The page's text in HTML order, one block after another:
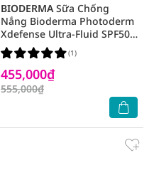
BIODERMASữa Chống
Nắng Bioderma Photoderm
Xdefense Ultra-Fluid SPF50+
PA++++ 40ml .#Teinte 01
455,000₫
555,000₫
(1)